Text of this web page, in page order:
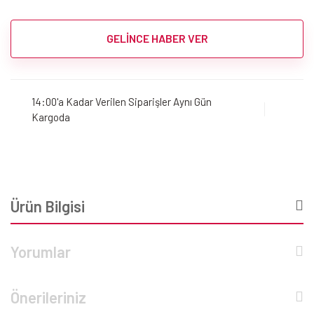
GELİNCE HABER VER
14:00'a Kadar Verilen Siparişler Aynı Gün
Kargoda
Ürün Bilgisi
Yorumlar
Önerileriniz